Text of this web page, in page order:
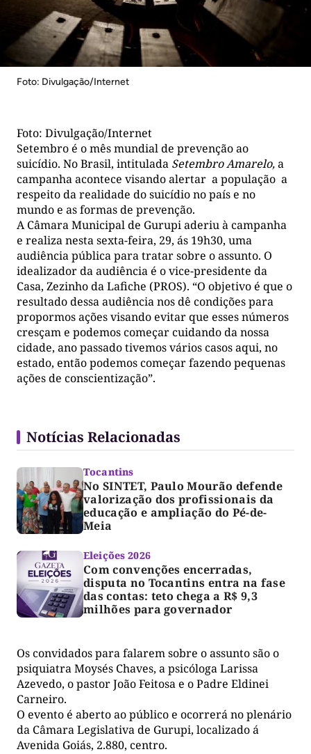
Foto: Divulgação/Internet
Foto: Divulgação/Internet
Setembro é o mês mundial de prevenção ao
suicídio. No Brasil, intitulada Setembro Amarelo,a
campanha acontece visando alertar a população a
respeito da realidade do suicídio no país e no
mundo e as formas de prevenção.
A Câmara Municipal de Gurupi aderiu à campanha
e realiza nesta sexta-feira, 29, ás 19h30, uma
audiência pública para tratar sobre o assunto. O
idealizador da audiência é o vice-presidente da
Casa, Zezinho da Lafiche (PROS). “O objetivo é que o
resultado dessa audiência nos dê condições para
propormos ações visando evitar que esses números
cresçam e podemos começar cuidando da nossa
cidade, ano passado tivemos vários casos aqui, no
estado, então podemos começar fazendo pequenas
ações de conscientização”.
Notícias Relacionadas
Tocantins
No SINTET, Paulo Mourão defende
valorização dos profissionais da
educação e ampliação do Pé-de-
Meia
Eleições 2026
Com convenções encerradas,
disputa no Tocantins entra na fase
das contas: teto chega a R$ 9,3
milhões para governador
Os convidados para falarem sobre o assunto são o
psiquiatra Moysés Chaves, a psicóloga Larissa
Azevedo, o pastor João Feitosa e o Padre Eldinei
Carneiro.
O evento é aberto ao público e ocorrerá no plenário
da Câmara Legislativa de Gurupi, localizado á
Avenida Goiás, 2.880, centro.